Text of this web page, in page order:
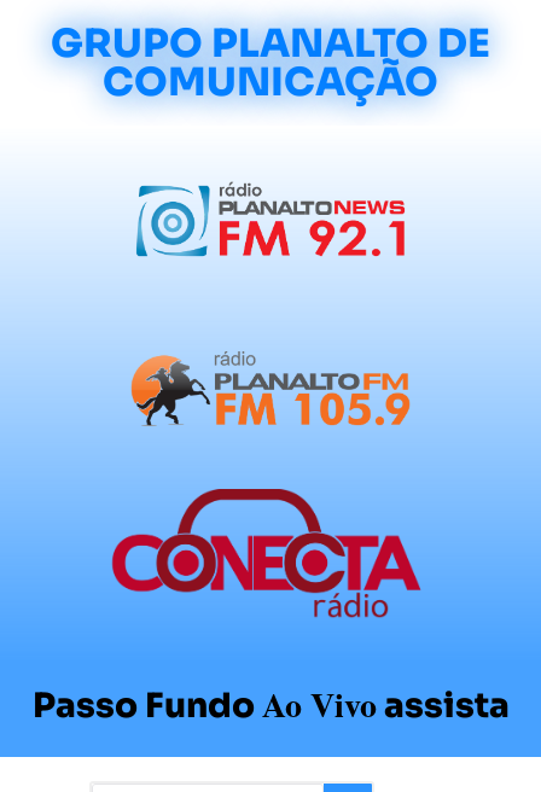
GRUPO PLANALTO DE
COMUNICAÇÃO
Passo FundoAo Vivoassista